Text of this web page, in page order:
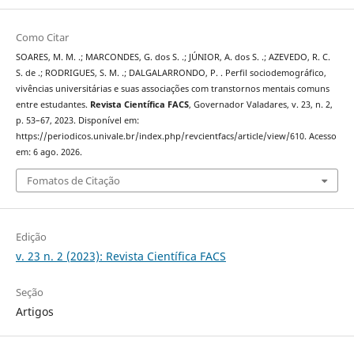
Como Citar
SOARES, M. M. .; MARCONDES, G. dos S. .; JÚNIOR, A. dos S. .; AZEVEDO, R. C.
S. de .; RODRIGUES, S. M. .; DALGALARRONDO, P. . Perfil sociodemográfico,
vivências universitárias e suas associações com transtornos mentais comuns
entre estudantes. Revista Científica FACS, Governador Valadares, v. 23, n. 2,
p. 53–67, 2023. Disponível em:
https://periodicos.univale.br/index.php/revcientfacs/article/view/610. Acesso
em: 6 ago. 2026.
Fomatos de Citação
Edição
v. 23 n. 2 (2023): Revista Científica FACS
Seção
Artigos